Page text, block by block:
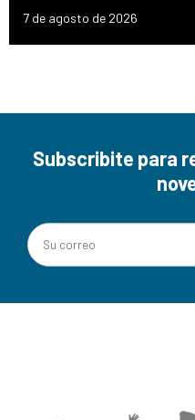
7 de agosto de 2026
Subscribite para